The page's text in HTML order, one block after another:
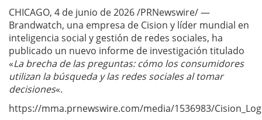
CHICAGO, 4 de junio de 2026 /PRNewswire/ —
Brandwatch, una empresa de Cision y líder mundial en
inteligencia social y gestión de redes sociales, ha
publicado un nuevo informe de investigación titulado
«La brecha de las preguntas: cómo los consumidores
utilizan la búsqueda y las redes sociales al tomar
decisiones«.
https://mma.prnewswire.com/media/1536983/